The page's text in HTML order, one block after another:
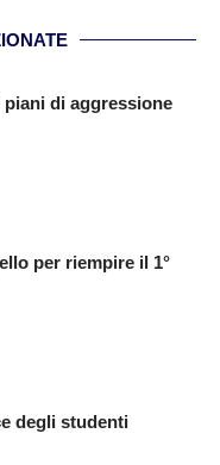
di aggressione
per riempire il 1°
degli studenti